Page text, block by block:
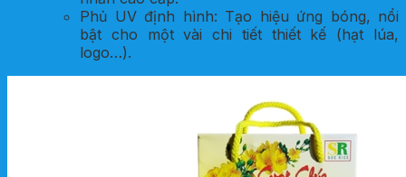
Phủ UV định hình: Tạo hiệu ứng bóng, nổi
bật cho một vài chi tiết thiết kế (hạt lúa,
logo…).